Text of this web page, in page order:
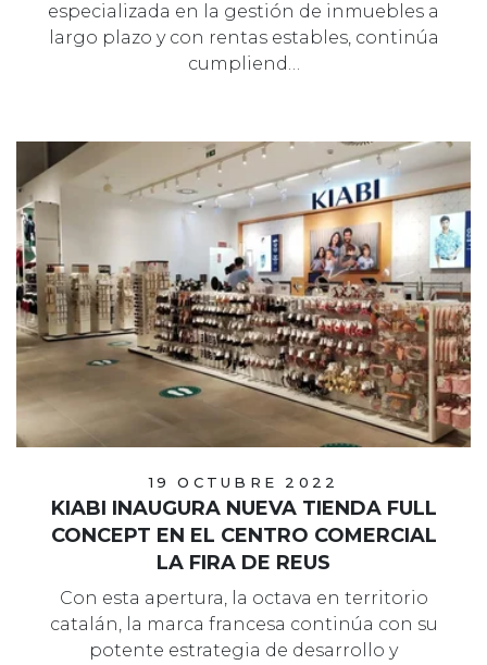
especializada en la gestión de inmuebles a
largo plazo y con rentas estables, continúa
cumpliend…
19 OCTUBRE 2022
KIABI INAUGURA NUEVA TIENDA FULL
CONCEPT EN EL CENTRO COMERCIAL
LA FIRA DE REUS
Con esta apertura, la octava en territorio
catalán, la marca francesa continúa con su
potente estrategia de desarrollo y